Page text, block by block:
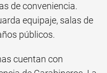
de conveniencia.
equipaje, salas de
públicos.
cuentan con